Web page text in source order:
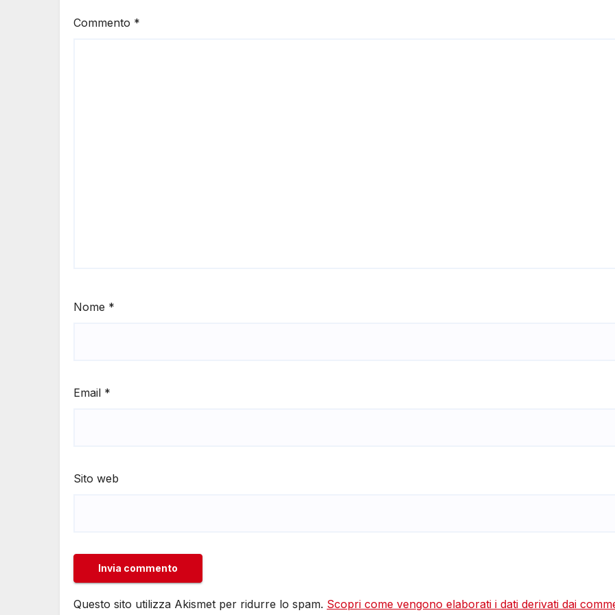
Commento *
Nome *
Email *
Sito web
Questo sito utilizza Akismet per ridurre lo spam. Scopri come vengono elaborati i dati derivati dai